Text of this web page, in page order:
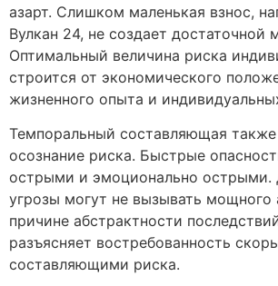
азарт. Слишком маленькая взнос,
Вулкан 24, не создает достаточной
Оптимальный величина риска
строится от экономического
жизненного опыта и
Темпоральный составляющая также
осознание риска. Быстрые
острыми и эмоционально острыми.
угрозы могут не вызывать мощного
причине абстрактности
разъясняет востребованность
составляющими риска.